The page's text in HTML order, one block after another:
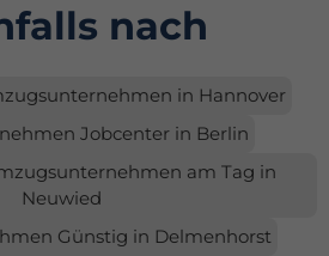
nach
in Hannover
Jobcenter in Berlin
am Tag in
Neuwied
Günstig in Delmenhorst